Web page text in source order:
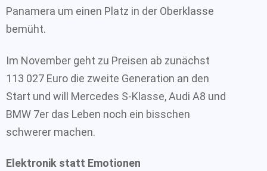
Panamera um einen Platz in der Oberklasse
bemüht.
Im November geht zu Preisen ab zunächst
113 027 Euro die zweite Generation an den
Start und will Mercedes S-Klasse, Audi A8 und
BMW 7er das Leben noch ein bisschen
schwerer machen.
Elektronik statt Emotionen